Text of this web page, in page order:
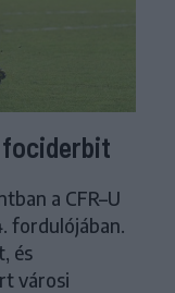
a CFR–U
fordulójában.
és
városi